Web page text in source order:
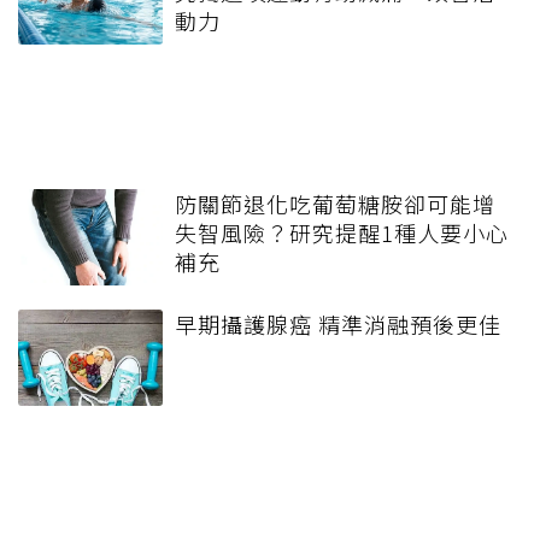
動力
防關節退化吃葡萄糖胺卻可能增
失智風險？研究提醒1種人要小心
補充
早期攝護腺癌 精準消融預後更佳